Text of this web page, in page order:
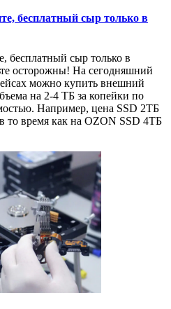
бесплатный сыр только в
бесплатный сыр только в
осторожны! На сегодняшний
можно купить внешний
на 2-4 ТБ за копейки по
Например, цена SSD 2ТБ
то время как на OZON SSD 4ТБ